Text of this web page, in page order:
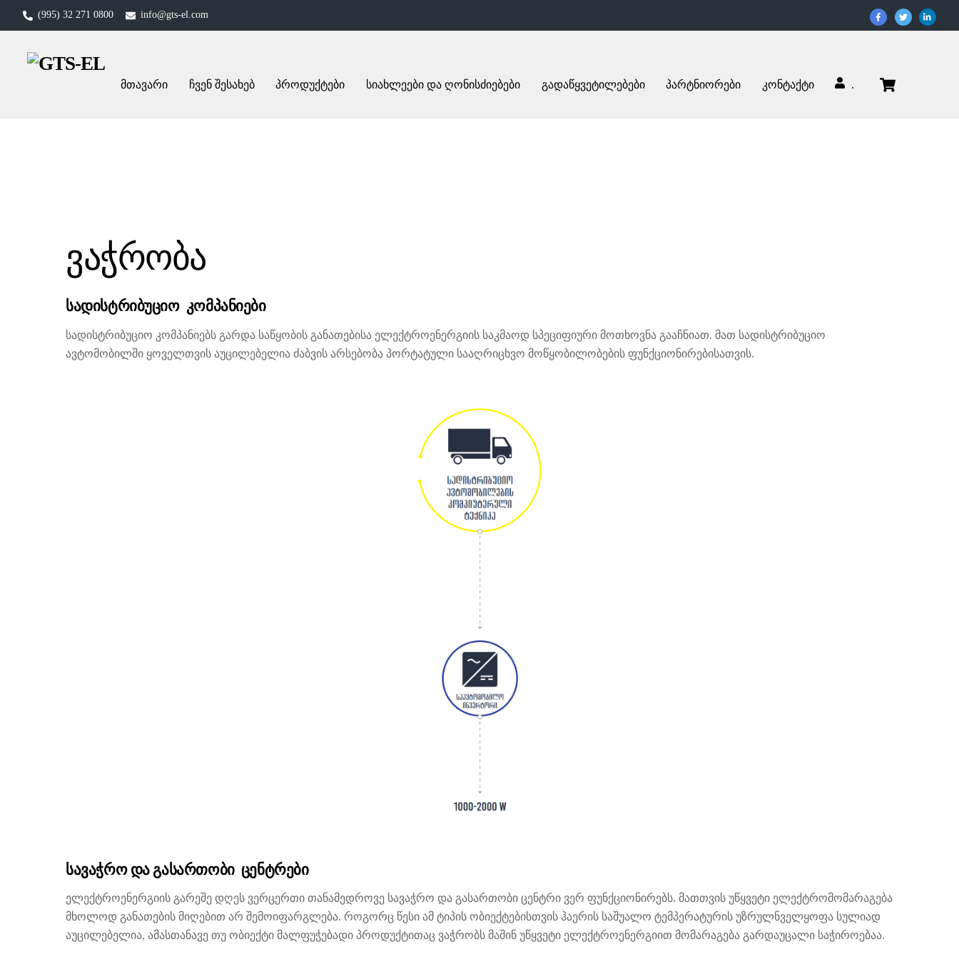
(995) 32 271 0800 info@gts-el.com
მთავარი ჩვენ შესახებ პროდუქტები სიახლეები და ღონისძიებები გადაწყვეტილებები პარტნიორები კონტაქტი .
ვაჭრობა
სადისტრიბუციო კომპანიები
სადისტრიბუციო კომპანიებს გარდა საწყობის განათებისა ელექტროენერგიის საკმაოდ სპეციფიური მოთხოვნა გააჩნიათ. მათ სადისტრიბუციო
ავტომობილში ყოველთვის აუცილებელია ძაბვის არსებობა პორტატული სააღრიცხვო მოწყობილობების ფუნქციონირებისათვის.
სავაჭრო და გასართობი ცენტრები
ელექტროენერგიის გარეშე დღეს ვერცერთი თანამედროვე სავაჭრო და გასართობი ცენტრი ვერ ფუნქციონირებს. მათთვის უწყვეტი ელექტრომომარაგება
მხოლოდ განათების მიღებით არ შემოიფარგლება. როგორც წესი ამ ტიპის ობიექტებისთვის ჰაერის საშუალო ტემპერატურის უზრულნველყოფა სულიად
აუცილებელია, ამასთანავე თუ ობიექტი მალფუჭებადი პროდუქტითაც ვაჭრობს მაშინ უწყვეტი ელექტროენერგიით მომარაგება გარდაუცალი საჭიროებაა.